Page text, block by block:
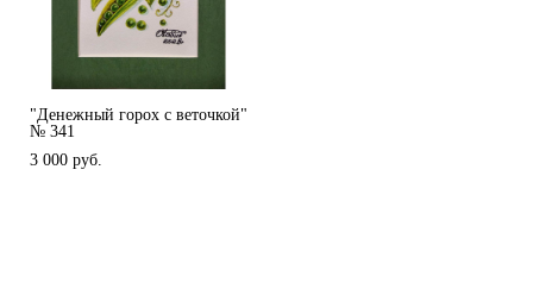
"Денежный горох с веточкой"
№ 341
3 000 pуб.